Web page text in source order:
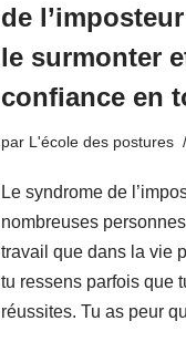
de
le surmonter
confiance en
par L'école des postures
Le syndrome de
nombreuses
travail que dans la vie
tu ressens parfois que
réussites. Tu as peur